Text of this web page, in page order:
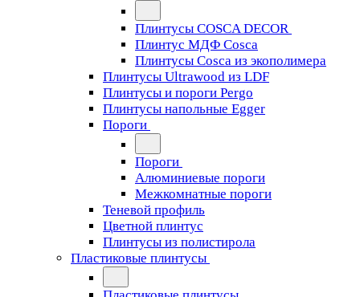
Плинтусы COSCA DECOR
Плинтус МДФ Cosca
Плинтусы Cosca из экополимера
Плинтусы Ultrawood из LDF
Плинтусы и пороги Pergo
Плинтусы напольные Egger
Пороги
Пороги
Алюминиевые пороги
Межкомнатные пороги
Теневой профиль
Цветной плинтус
Плинтусы из полистирола
Пластиковые плинтусы